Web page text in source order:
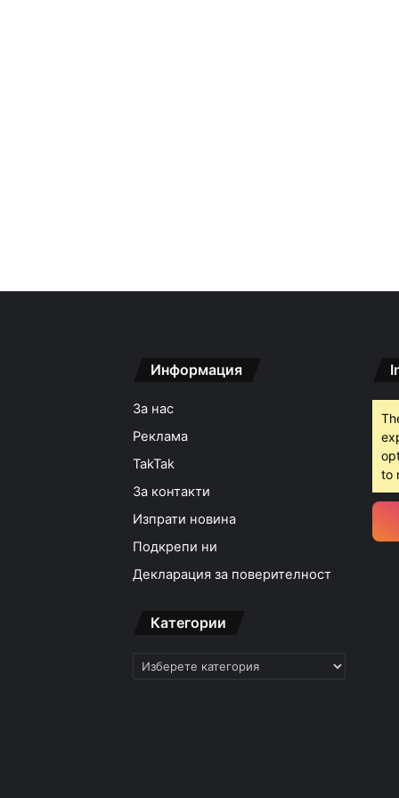
Информация
За нас
Реклама
TakTak
За контакти
Изпрати новина
Подкрепи ни
Декларация за поверителност
Категории
Категории
to